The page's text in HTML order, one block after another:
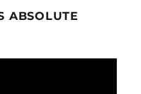
ABSOLUTE